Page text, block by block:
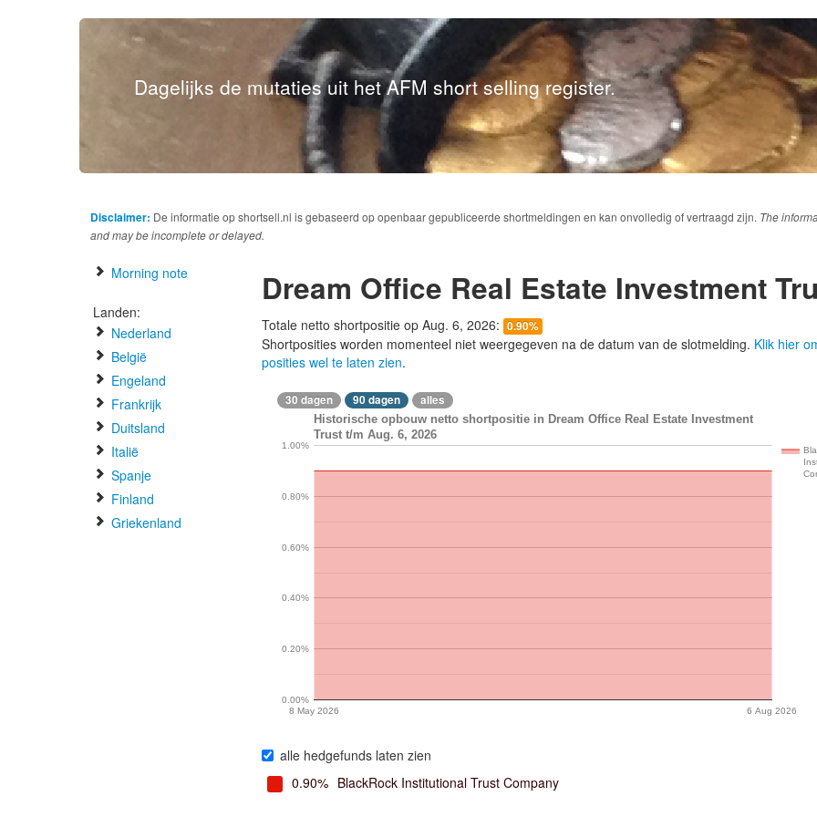
Dagelijks de mutaties uit het AFM short selling register.
Disclaimer: De informatie op shortsell.nl is gebaseerd op openbaar gepubliceerde shortmeldingen en kan onvolledig of vertraagd zijn. The
and may be incomplete or delayed.
Morning note
Landen:
Nederland
België
Engeland
Frankrijk
Duitsland
Italië
Spanje
Finland
Griekenland
Dream Office Real Estate Investment
Totale netto shortpositie op Aug. 6, 2026: 0.90%
Shortposities worden momenteel niet weergegeven na de datum van de slotmelding. Klik hier
posities wel te laten zien.
30 dagen 90 dagen alles
Historische opbouw netto shortpositie in Dream Office Real Estate Investment
Trust t/m Aug. 6, 2026
8 May 2026 6 Aug 2026
0.00%
0.20%
0.40%
0.60%
0.80%
1.00%
alle hedgefunds laten zien
0.90% BlackRock Institutional Trust Company